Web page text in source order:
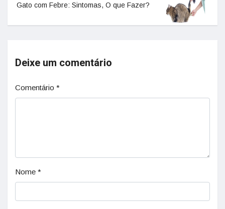
Gato com Febre: Sintomas, O que Fazer?
Deixe um comentário
Comentário *
Nome *